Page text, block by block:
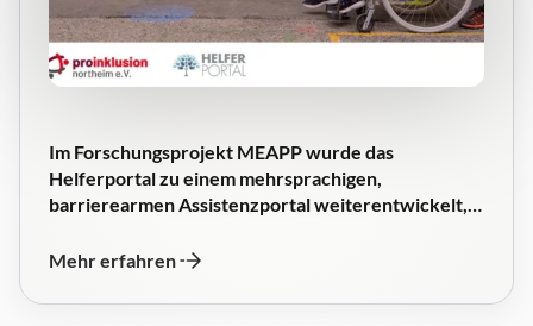
Im Forschungsprojekt MEAPP wurde das
Helferportal zu einem mehrsprachigen,
barrierearmen Assistenzportal weiterentwickelt,
Mehr erfahren